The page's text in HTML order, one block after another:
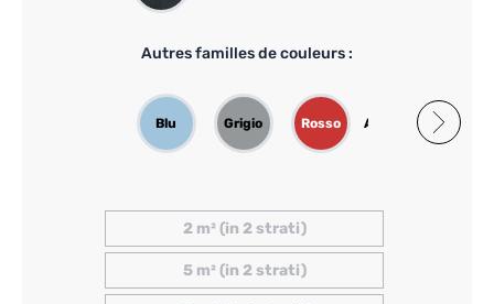
2 m² (in 2 strati)
5 m² (in 2 strati)
Autres familles de couleurs :
Blu Grigio Rosso Arancione Rosa